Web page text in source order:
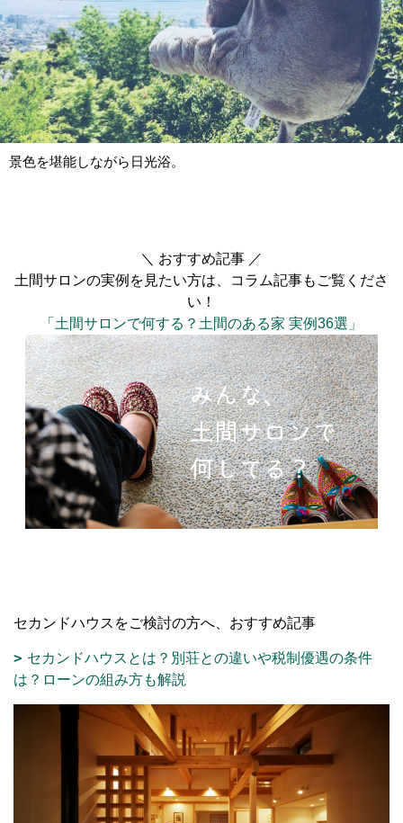
景色を堪能しながら日光浴。
＼ おすすめ記事 ／
土間サロンの実例を見たい方は、コラム記事もご覧くださ
い！
「土間サロンで何する？土間のある家 実例36選」
セカンドハウスをご検討の方へ、おすすめ記事
セカンドハウスとは？別荘との違いや税制優遇の条件
は？ローンの組み方も解説